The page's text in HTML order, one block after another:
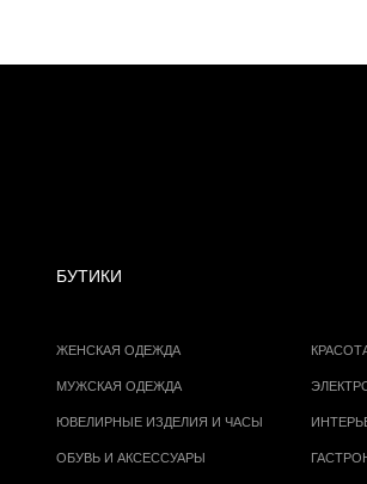
БУТИКИ
ЖЕНСКАЯ ОДЕЖДА
МУЖСКАЯ ОДЕЖДА
ЮВЕЛИРНЫЕ ИЗДЕЛИЯ И ЧАСЫ
ОБУВЬ И АКСЕССУАРЫ